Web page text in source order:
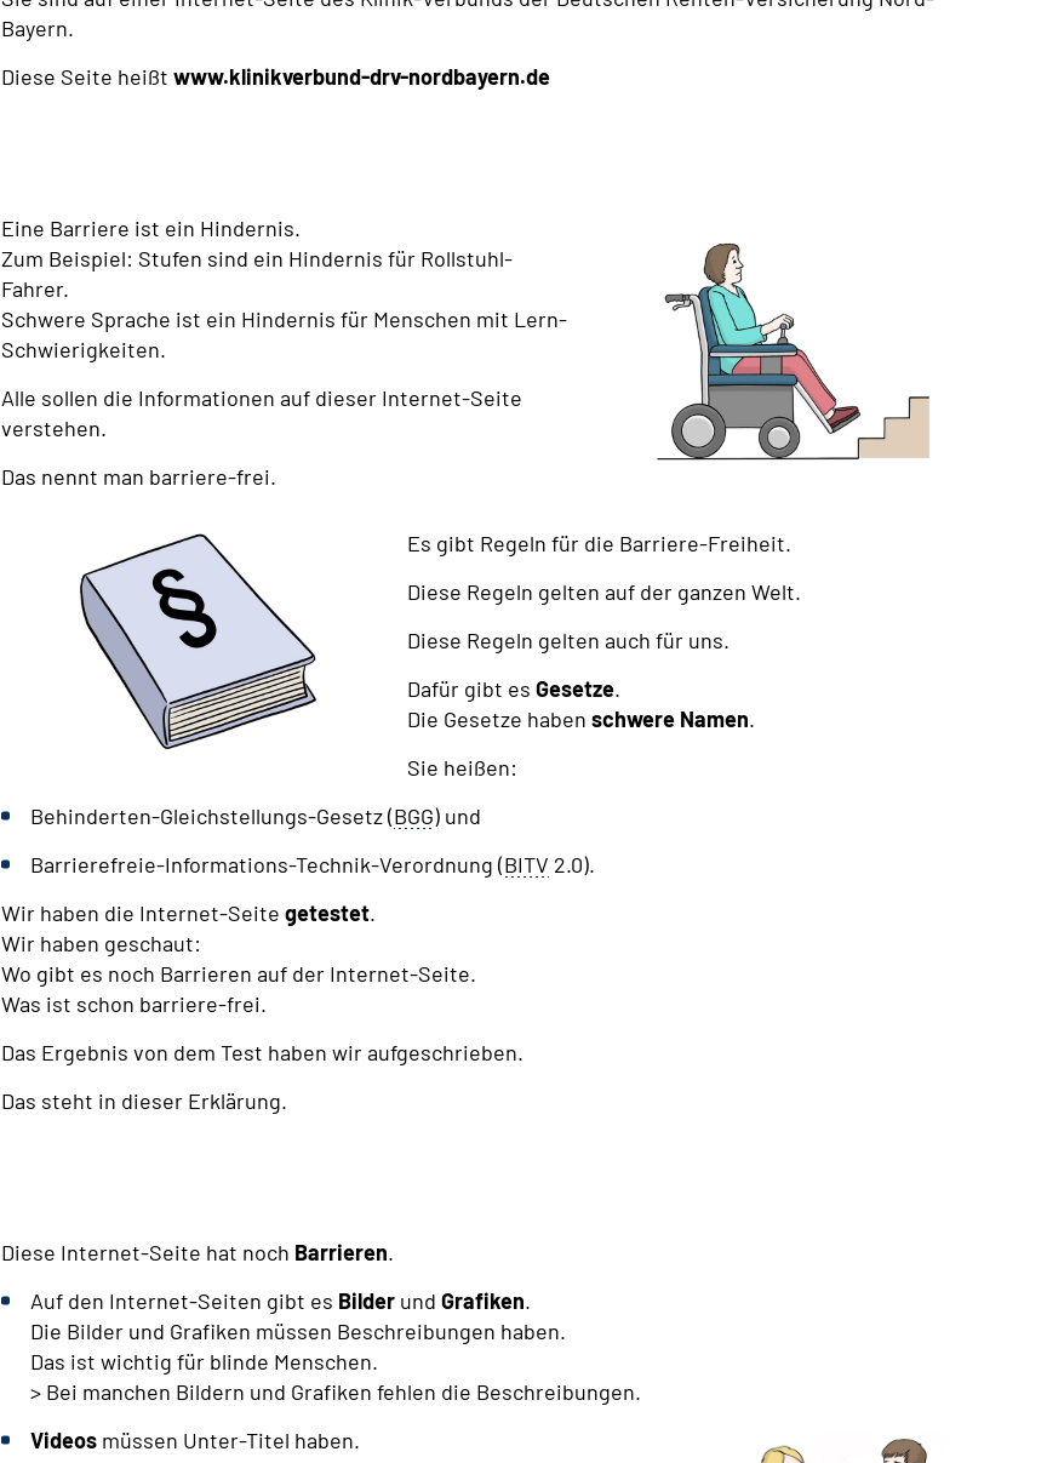
Bayern.
Diese Seite heißt www.klinikverbund-drv-nordbayern.de
Eine Barriere ist ein Hindernis.
Zum Beispiel: Stufen sind ein Hindernis für Rollstuhl-
Fahrer.
Schwere Sprache ist ein Hindernis für Menschen mit Lern-
Schwierigkeiten.
Alle sollen die Informationen auf dieser Internet-Seite
verstehen.
Das nennt man barriere-frei.
Es gibt Regeln für die Barriere-Freiheit.
Diese Regeln gelten auf der ganzen Welt.
Diese Regeln gelten auch für uns.
Dafür gibt es Gesetze.
Die Gesetze haben schwere Namen.
Sie heißen:
Behinderten-Gleichstellungs-Gesetz (BGG) und
Barrierefreie-Informations-Technik-Verordnung (BITV 2.0).
Wir haben die Internet-Seite getestet.
Wir haben geschaut:
Wo gibt es noch Barrieren auf der Internet-Seite.
Was ist schon barriere-frei.
Das Ergebnis von dem Test haben wir aufgeschrieben.
Das steht in dieser Erklärung.
Diese Internet-Seite hat noch Barrieren.
Auf den Internet-Seiten gibt es Bilder und Grafiken.
Die Bilder und Grafiken müssen Beschreibungen haben.
Das ist wichtig für blinde Menschen.
> Bei manchen Bildern und Grafiken fehlen die Beschreibungen.
Videos müssen Unter-Titel haben.